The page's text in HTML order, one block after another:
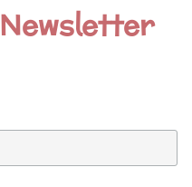
Newsletter